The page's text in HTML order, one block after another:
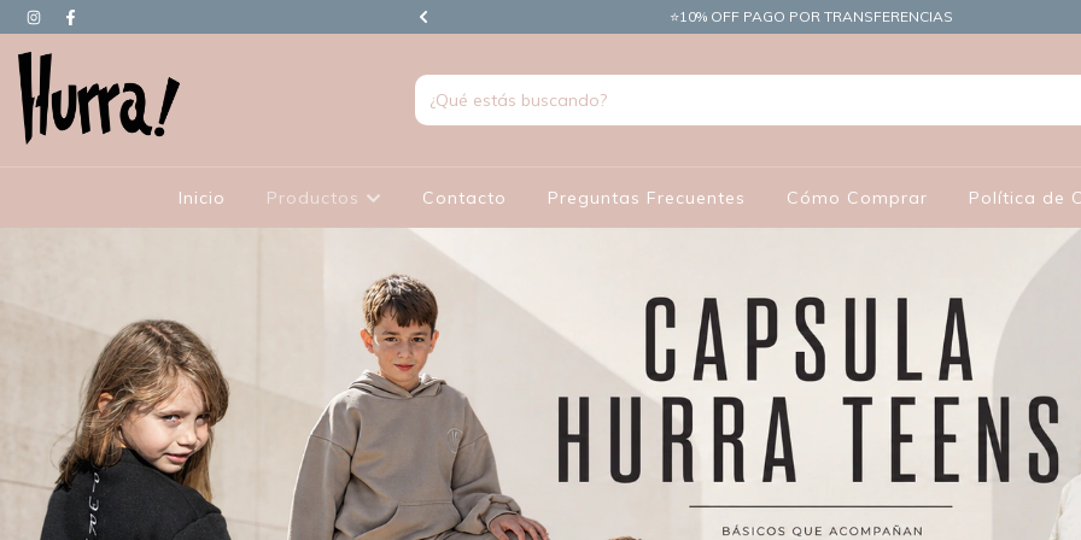
EN ADELANTE TIENEN REGALO ​⭐10% OFF PAGO POR TRANSFERENCIAS
Inicio Productos Contacto Preguntas Frecuentes Cómo Comprar Política de